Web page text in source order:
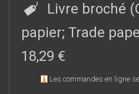
Livre broché
papier; Trade
18,29 €
Les commandes en ligne